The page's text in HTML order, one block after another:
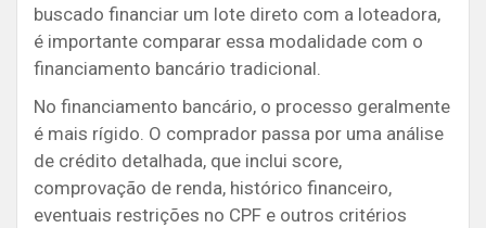
buscado financiar um lote direto com a loteadora,
é importante comparar essa modalidade com o
financiamento bancário tradicional.
No financiamento bancário, o processo geralmente
é mais rígido. O comprador passa por uma análise
de crédito detalhada, que inclui score,
comprovação de renda, histórico financeiro,
eventuais restrições no CPF e outros critérios